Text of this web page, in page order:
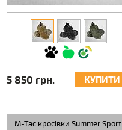
5 850 грн. КУПИТИ
M-Tac кросівки Summer Sport